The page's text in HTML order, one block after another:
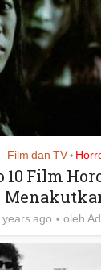
Film dan TV •
10 Film
years ago oleh